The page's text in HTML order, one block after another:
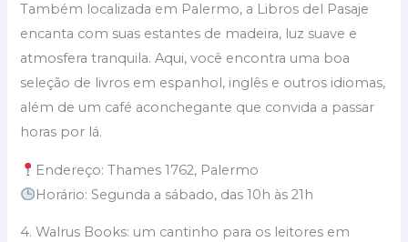
Também localizada em Palermo, a Libros del Pasaje
encanta com suas estantes de madeira, luz suave e
atmosfera tranquila. Aqui, você encontra uma boa
seleção de livros em espanhol, inglês e outros idiomas,
além de um café aconchegante que convida a passar
horas por lá.
Endereço: Thames 1762, Palermo
Horário: Segunda a sábado, das 10h às 21h
4. Walrus Books: um cantinho para os leitores em